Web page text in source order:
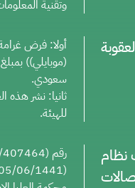
وتقنية
أولا: فرض
سعودي.
ثانيا: نشر هذه
للهيئة.
نظام